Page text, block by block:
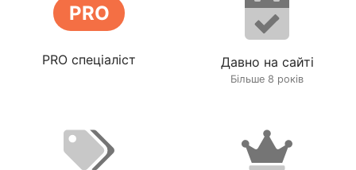
PRO
PRO спеціаліст Давно на сайті
Більше 8 років